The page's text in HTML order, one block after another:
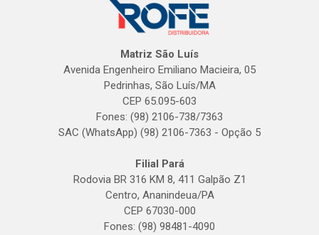
Matriz São Luís
Avenida Engenheiro Emiliano Macieira, 05
Pedrinhas, São Luís/MA
CEP 65.095-603
Fones: (98) 2106-738/7363
SAC (WhatsApp) (98) 2106-7363 - Opção 5
Filial Pará
Rodovia BR 316 KM 8, 411 Galpão Z1
Centro, Ananindeua/PA
CEP 67030-000
Fones: (98) 98481-4090